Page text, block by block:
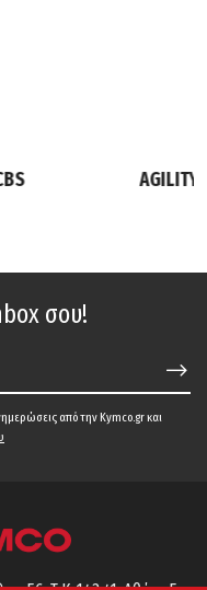
AGILITY
σου!
από την Kymco.gr και